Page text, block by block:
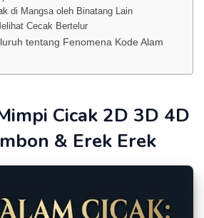
di Mangsa oleh Binatang Lain
Cecak Bertelur
tentang Fenomena Kode Alam
Cicak 2D 3D 4D
& Erek Erek